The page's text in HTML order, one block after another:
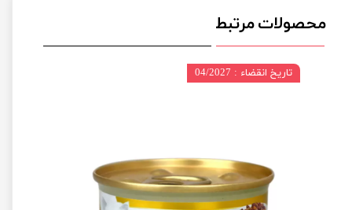
محصولات مرتبط
تاریخ انقضاء : 04/2027